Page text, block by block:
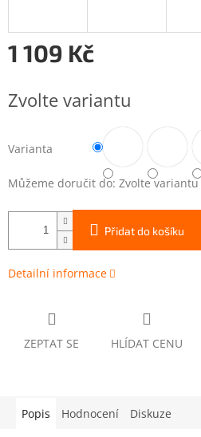
1 109 Kč
cena:
Zvolte variantu
Varianta
Můžeme doručit do: Zvolte variantu
Přidat do košíku
Detailní informace
ZEPTAT SE HLÍDAT CENU
Popis Hodnocení Diskuze